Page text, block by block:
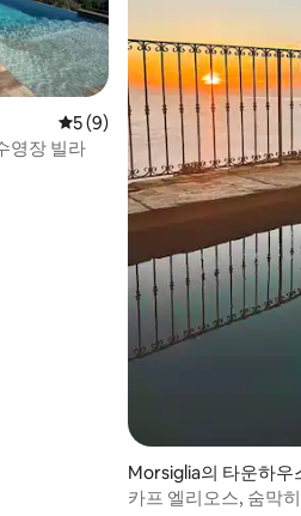
평점 5점(5점 만점), 후기 9개
5 (9)
영장 빌라
Morsiglia의 타운하우
카프 엘리오스, 숨막